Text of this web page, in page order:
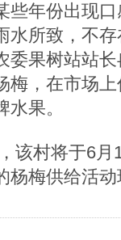
些年份出现
水所致，不
委果树站站
梅，在市场
果。
该村将于6
杨梅供给活